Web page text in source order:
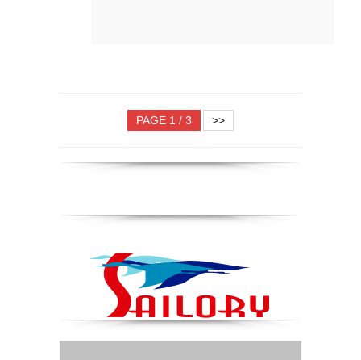
PAGE 1 / 3 >>